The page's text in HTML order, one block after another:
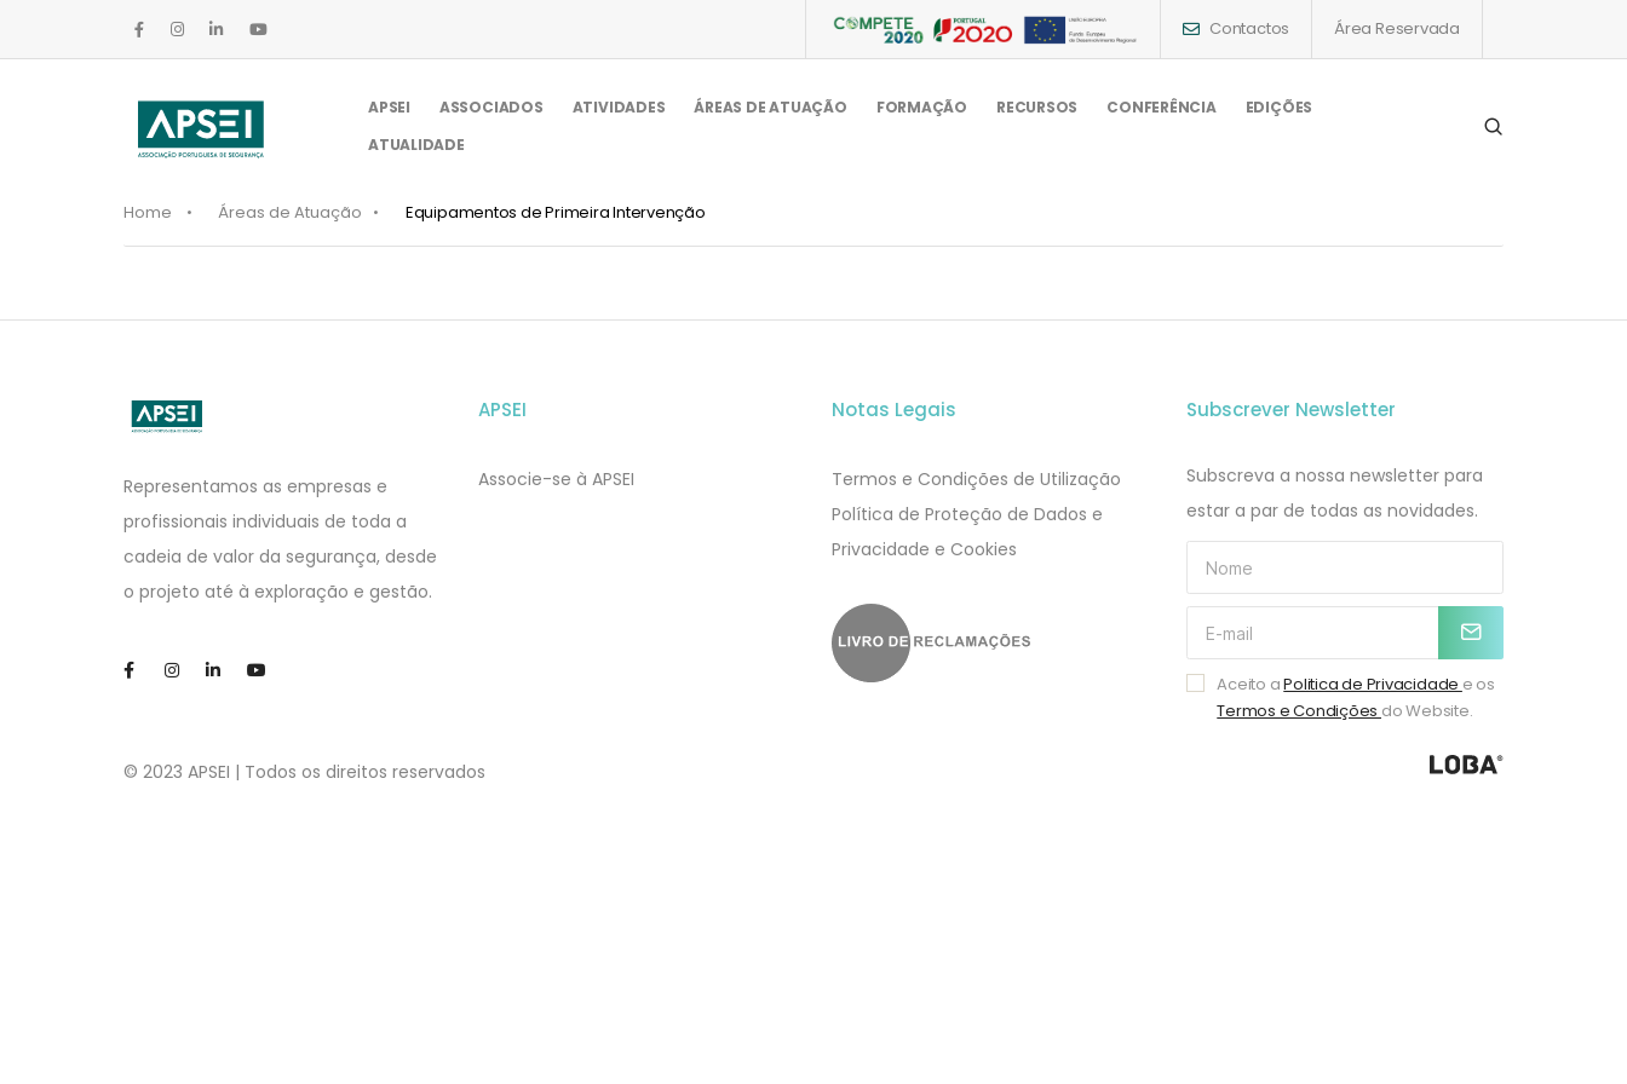
Contactos Área Reservada
APSEI ASSOCIADOS ATIVIDADES ÁREAS DE ATUAÇÃO FORMAÇÃO RECURSOS CONFERÊNCIA
EDIÇÕES
ATUALIDADE
Home Áreas de Atuação Equipamentos de Primeira Intervenção
Representamos as empresas e
profissionais individuais de toda a
cadeia de valor da segurança, desde
o projeto até à exploração e gestão.
APSEI
Associe-se à APSEI
Notas Legais
Termos e Condições de Utilização
​​Política de Proteção de Dados e
Privacidade e Cookies
Subscrever Newsletter
Subscreva a nossa newsletter para
estar a par de todas as novidades.
Aceito aPolitica de Privacidade e os
Termos e Condições do Website.
© 2023 APSEI | Todos os direitos reservados